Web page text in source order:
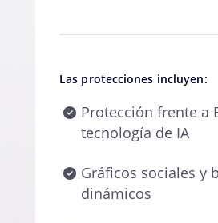
Las protecciones incluyen:
Protección frente a
tecnología de IA
Gráficos sociales y
dinámicos